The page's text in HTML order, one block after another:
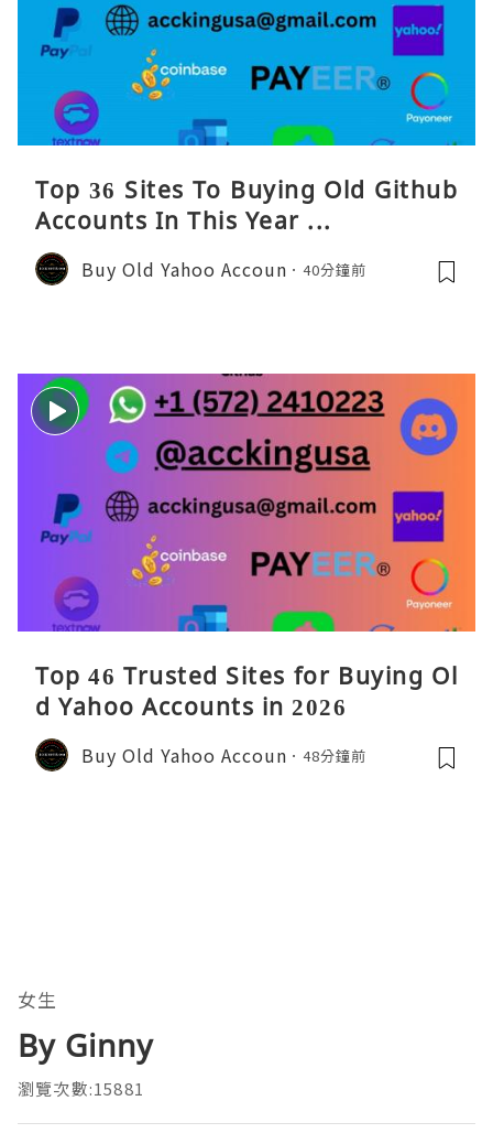
Top 36 Sites To Buying Old Github
Accounts In This Year ...
Buy Old Yahoo Accoun 40分鐘前
Top 46 Trusted Sites for Buying Ol
d Yahoo Accounts in 2026
Buy Old Yahoo Accoun 48分鐘前
女生
By Ginny
瀏覽次數:15881